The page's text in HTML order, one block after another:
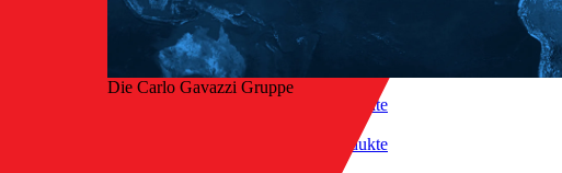
Die Carlo Gavazzi Gruppe
Startseite
Produkte